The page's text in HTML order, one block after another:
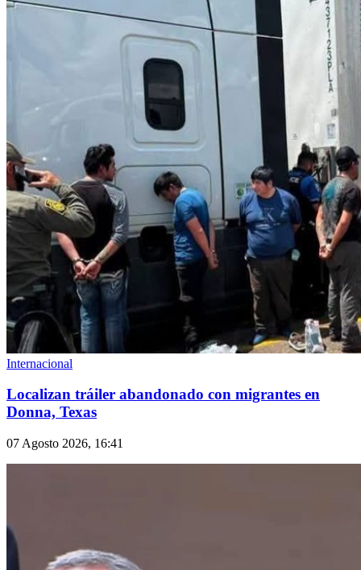
Internacional
Localizan tráiler abandonado con migrantes en
Donna, Texas
07 Agosto 2026, 16:41